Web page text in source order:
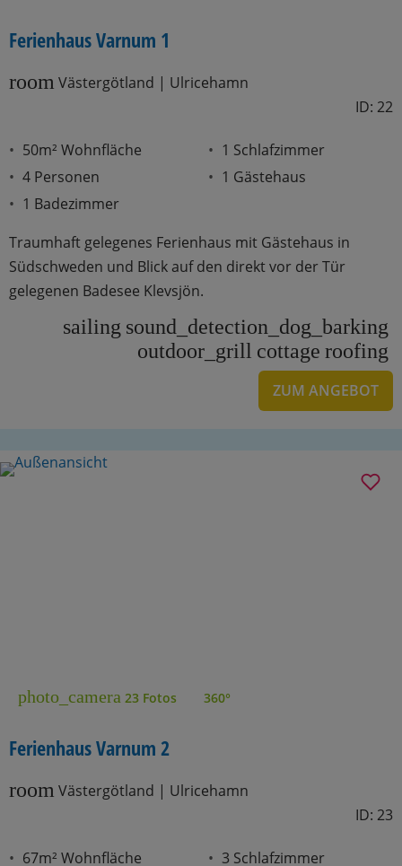
Ferienhaus Varnum 1
room Västergötland | Ulricehamn
ID: 22
50m² Wohnfläche
4 Personen
1 Badezimmer
1 Schlafzimmer
1 Gästehaus
Traumhaft gelegenes Ferienhaus mit Gästehaus in
Südschweden und Blick auf den direkt vor der Tür
gelegenen Badesee Klevsjön.
sailing sound_detection_dog_barking
outdoor_grill cottage roofing
ZUM ANGEBOT
photo_camera 23 Fotos 360°
Ferienhaus Varnum 2
room Västergötland | Ulricehamn
ID: 23
67m² Wohnfläche 3 Schlafzimmer